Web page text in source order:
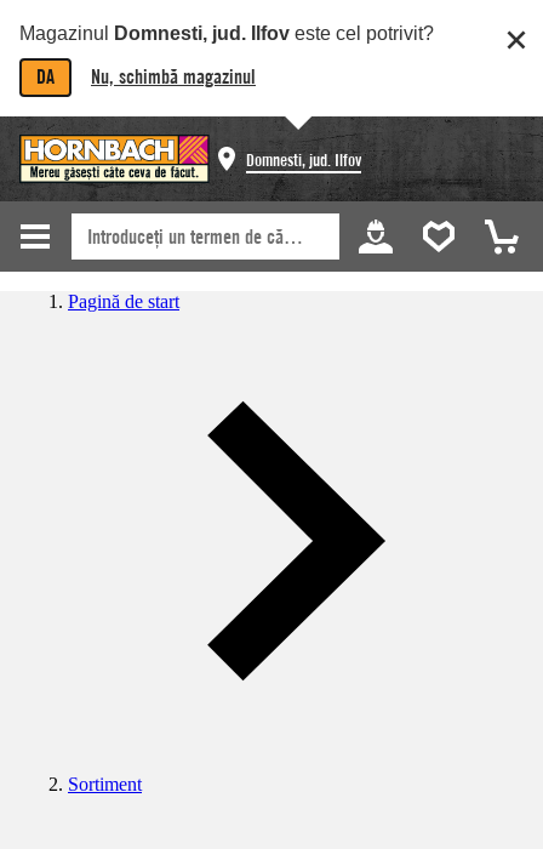
Magazinul Domnesti, jud. Ilfov este cel potrivit?
DA Nu, schimbă magazinul
Domnesti, jud. Ilfov
Pagină de start
Sortiment